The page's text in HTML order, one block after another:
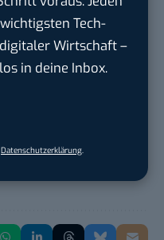
Tech-
digitaler Wirtschaft –
in deine Inbox.
Datenschutzerklärung
d...
und
Berlin